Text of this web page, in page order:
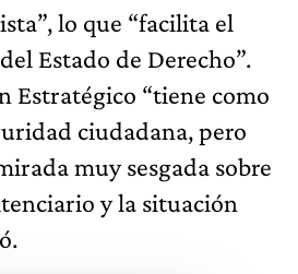
lo que “facilita el
Estado de Derecho”.
Estratégico “tiene como
ciudadana, pero
muy sesgada sobre
y la situación